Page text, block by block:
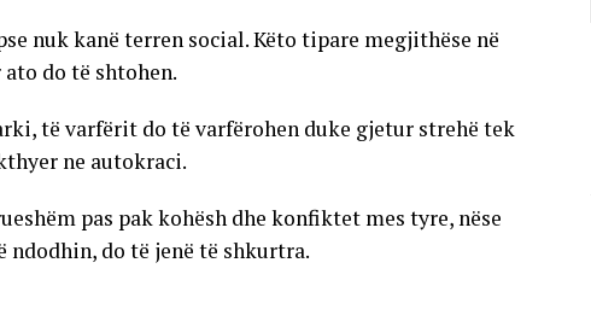
nuk kanë terren social. Këto tipare megjithëse në
do të shtohen.
të varfërit do të varfërohen duke gjetur strehë tek
ne autokraci.
pas pak kohësh dhe konfiktet mes tyre, nëse
ndodhin, do të jenë të shkurtra.